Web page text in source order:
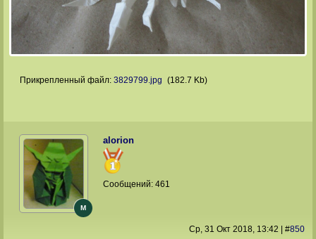
Прикрепленный файл: 3829799.jpg (182.7 Kb)
alorion
M
Сообщений:461
Ср, 31 Окт 2018, 13:42 #850